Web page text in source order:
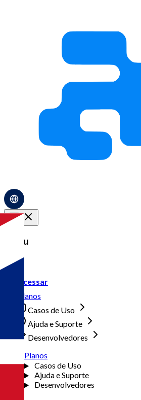
Menu
Acessar
Planos
Casos de Uso
Ajuda e Suporte
Desenvolvedores
Planos
Casos de Uso
Ajuda e Suporte
Desenvolvedores